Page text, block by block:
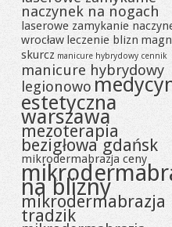
naczynek na nogach
laserowe zamykanie
wrocław leczenie blizn
skurcz manicure hybrydowy cennik
manicure hybrydowy
legionowo
estetyczna
warszawa
mezoterapia
bezigłowa gdańsk
mikrodermabrazja ceny
na blizny
mikrodermabrazja
tradzik